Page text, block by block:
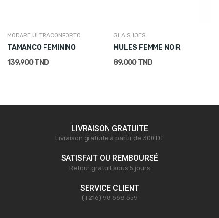
MODARE ULTRACONFORTO
TAMANCO FEMININO
139,900 TND
GLA SHOES
MULES FEMME NOIR
89,000 TND
LIVRAISON GRATUITE
Livraison gratuite à partir de 300 DT
SATISFAIT OU REMBOURSÉ
Retour gratuit sous 5 jours
SERVICE CLIENT
(+216) 98 668 559